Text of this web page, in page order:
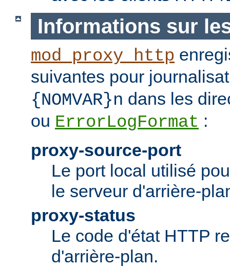
Informations sur
mod_proxy_http
suivantes pour
{NOMVAR}n dans les
ou ErrorLogFormat :
proxy-source-port
Le port local utilisé
le serveur d'arrière-
proxy-status
Le code d'état HTTP
d'arrière-plan.